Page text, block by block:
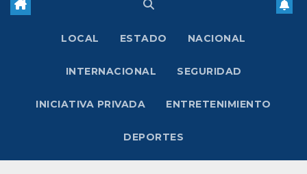
LOCAL ESTADO NACIONAL
INTERNACIONAL SEGURIDAD
INICIATIVA PRIVADA ENTRETENIMIENTO
DEPORTES